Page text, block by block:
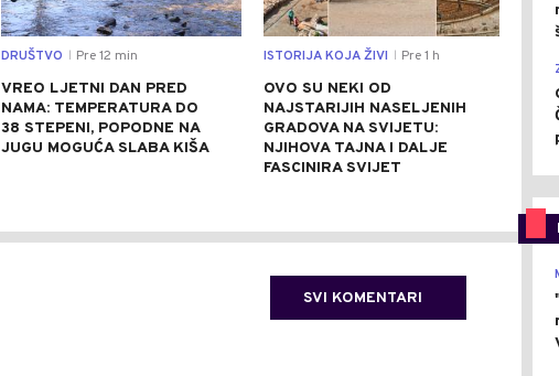
DRUŠTVO Pre 12 min
VREO LJETNI DAN PRED
NAMA: TEMPERATURA DO
38 STEPENI, POPODNE NA
JUGU MOGUĆA SLABA KIŠA
ISTORIJA KOJA ŽIVI Pre 1 h
OVO SU NEKI OD
NAJSTARIJIH NASELJENIH
GRADOVA NA SVIJETU:
NJIHOVA TAJNA I DALJE
FASCINIRA SVIJET
SVI KOMENTARI